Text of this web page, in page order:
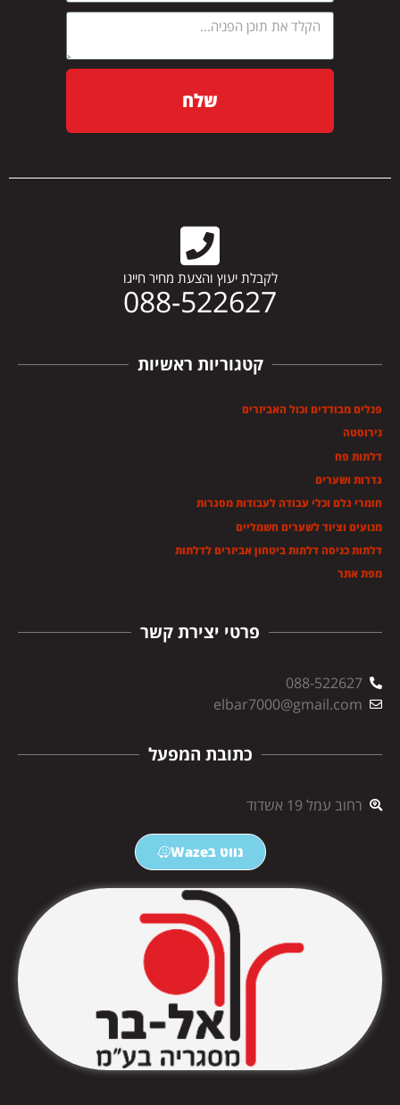
שלח
לקבלת יעוץ והצעת מחיר חייגו
088-522627
פרטי יצירת קשר
088-522627
elbar7000@gmail.com
כתובת המפעל
רחוב עמל 19 אשדוד
נווט בWaze
קטגוריות ראשיות
פנלים מבודדים וכול האביזרים
נירוסטה
דלתות פח
גדרות ושערים
חומרי גלם וכלי עבודה לעבודות מסגרות
מנועים וציוד לשערים חשמליים
דלתות כניסה דלתות ביטחון אביזרים לדלתות
מפת אתר